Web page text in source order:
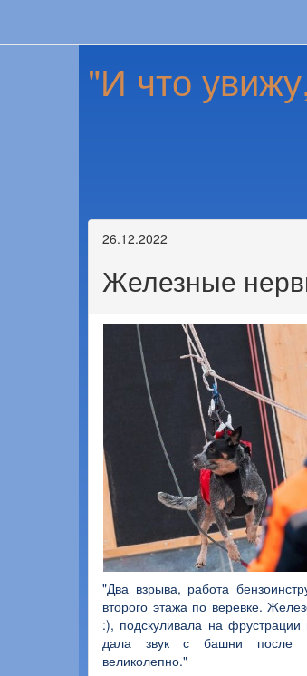
"И что
26.12.2022
Железные
"Два взрыва, работа
второго этажа по веревке.
:), подскуливала на
дала звук с башни после
великолепно."